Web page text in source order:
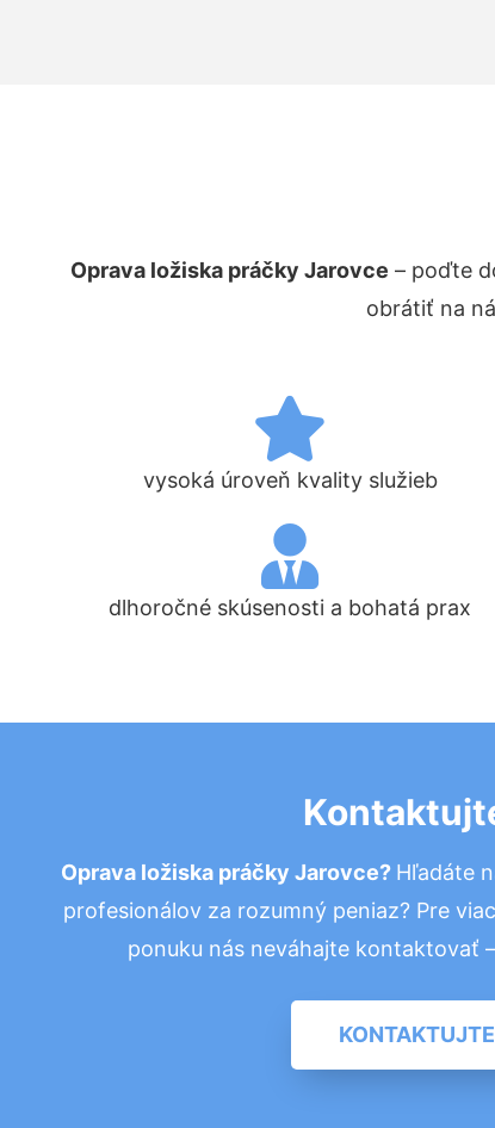
Oprava ložiska práčky Jarovce – poďte
obrátiť na
vysoká úroveň kvality služieb
dlhoročné skúsenosti a bohatá prax
Oprava ložiska práčky Jarovce? Hľadáte
profesionálov za rozumný peniaz? Pre
ponuku nás neváhajte kontaktovať